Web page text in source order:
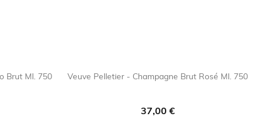
Brut Ml. 750 Veuve Pelletier - Champagne Brut Rosé Ml. 750
Prezzo
37,00 €